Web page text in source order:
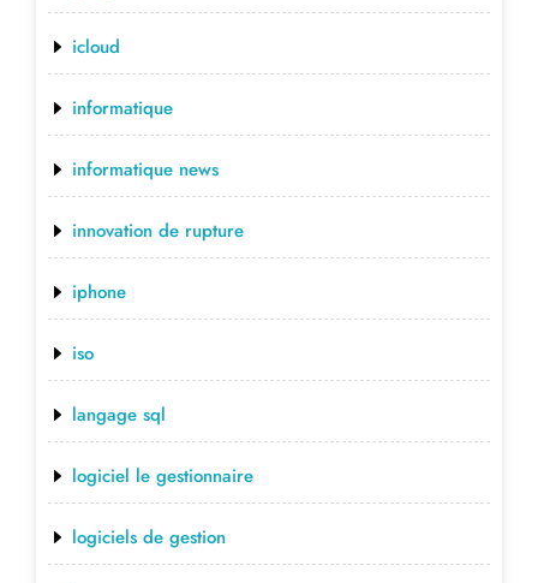
icloud
informatique
informatique news
innovation de rupture
iphone
iso
langage sql
logiciel le gestionnaire
logiciels de gestion